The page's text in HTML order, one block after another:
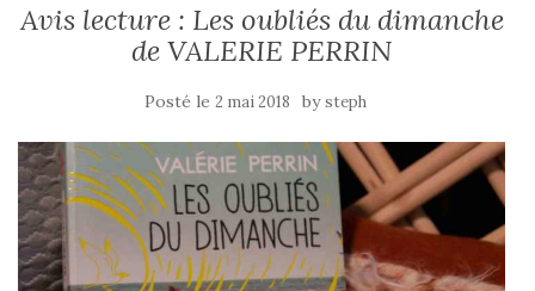
Avis lecture : Les oubliés du dimanche
de VALERIE PERRIN
Posté le 2 mai 2018 bysteph